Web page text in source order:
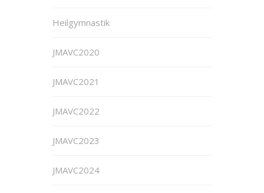
Heilgymnastik
JMAVC2020
JMAVC2021
JMAVC2022
JMAVC2023
JMAVC2024